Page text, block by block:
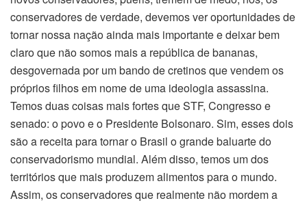
conservadores de verdade, devemos ver oportunidades de
tornar nossa nação ainda mais importante e deixar bem
claro que não somos mais a república de bananas,
desgovernada por um bando de cretinos que vendem os
próprios filhos em nome de uma ideologia assassina.
Temos duas coisas mais fortes que STF, Congresso e
senado: o povo e o Presidente Bolsonaro. Sim, esses dois
são a receita para tornar o Brasil o grande baluarte do
conservadorismo mundial. Além disso, temos um dos
territórios que mais produzem alimentos para o mundo.
Assim, os conservadores que realmente não mordem a